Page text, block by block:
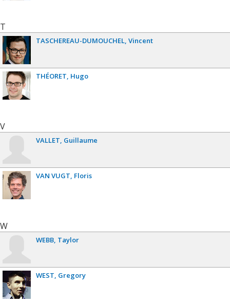
T
TASCHEREAU-DUMOUCHEL Vincent
THÉORET Hugo
V
VALLET Guillaume
VAN VUGT Floris
W
WEBB Taylor
WEST Gregory